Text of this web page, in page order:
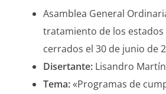
Asamblea General
tratamiento de los estados
cerrados el 30 de junio de
Disertante:Lisandro
Tema:«Programas de